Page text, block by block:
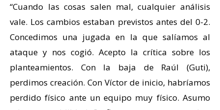
“Cuando las cosas salen mal, cualquier análisis
vale. Los cambios estaban previstos antes del 0-2.
Concedimos una jugada en la que salíamos al
ataque y nos cogió. Acepto la crítica sobre los
planteamientos. Con la baja de Raúl (Guti),
perdimos creación. Con Víctor de inicio, habríamos
perdido físico ante un equipo muy físico. Asumo